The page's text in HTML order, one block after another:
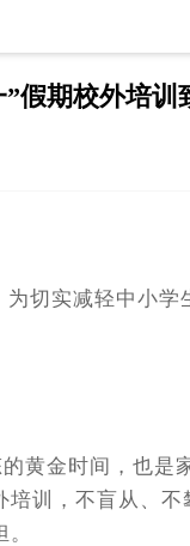
假期校外培训
切实减轻中小学
金时间，也是
训，不盲从、